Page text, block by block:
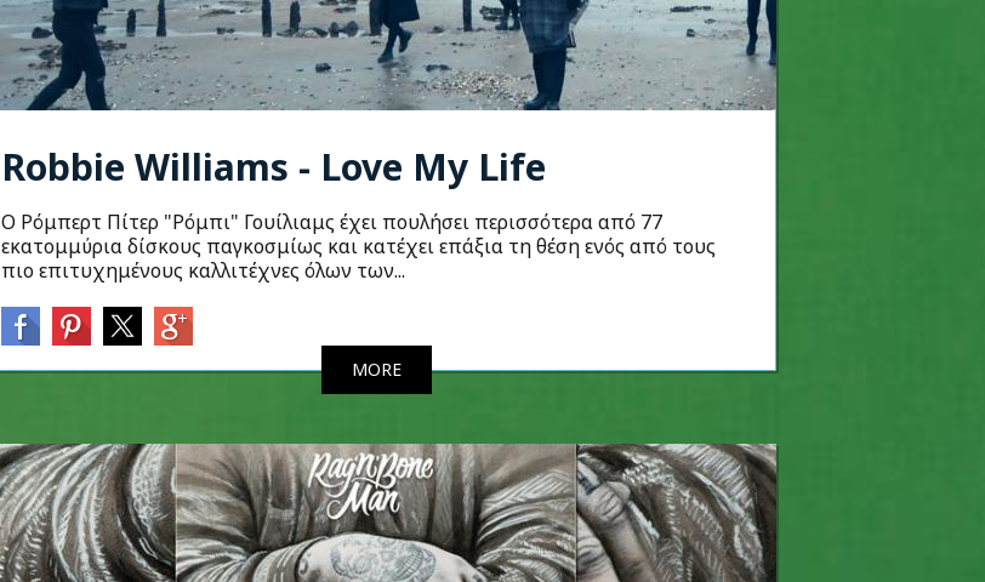
Robbie Williams - Love My Life
Ο Ρόμπερτ Πίτερ "Ρόμπι" Γουίλιαμς έχει πουλήσει περισσότερα από 77
εκατομμύρια δίσκους παγκοσμίως και κατέχει επάξια τη θέση ενός από τους
πιο επιτυχημένους καλλιτέχνες όλων των...
MORE